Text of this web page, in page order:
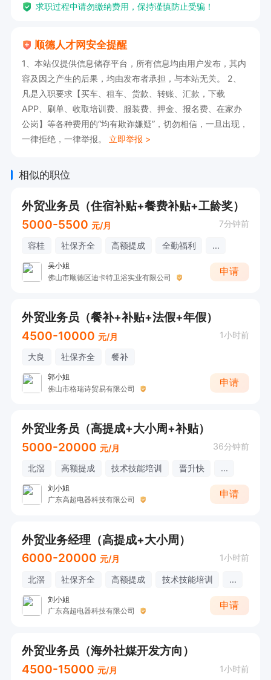
求职过程中请勿缴纳费用，保持谨慎防止受骗！
顺德人才网安全提醒
1、本站仅提供信息储存平台，所有信息均由用户发布，其内
容及因之产生的后果，均由发布者承担，与本站无关。 2、
凡是入职要求【买车、租车、货款、转账、汇款，下载
APP、刷单、收取培训费、服装费、押金、报名费、在家办
公岗】等各种费用的“均有欺诈嫌疑”，切勿相信，一旦出现，
一律拒绝，一律举报。 立即举报 >
相似的职位
外贸业务员（住宿补贴+餐费补贴+工龄奖）
5000-5500 元/月 7分钟前
容桂 社保齐全 高额提成 全勤福利 ...
吴小姐
佛山市顺德区迪卡特卫浴实业有限公司
申请
外贸业务员（餐补+补贴+法假+年假）
4500-10000 元/月 1小时前
大良 社保齐全 餐补
郭小姐
佛山市格瑞诗贸易有限公司
申请
外贸业务员（高提成+大小周+补贴）
5000-20000 元/月 36分钟前
北滘 高额提成 技术技能培训 晋升快 ...
刘小姐
广东高超电器科技有限公司
申请
外贸业务经理（高提成+大小周）
6000-20000 元/月 1小时前
北滘 社保齐全 高额提成 技术技能培训 ...
刘小姐
广东高超电器科技有限公司
申请
外贸业务员（海外社媒开发方向）
4500-15000 元/月 1小时前